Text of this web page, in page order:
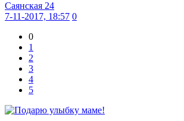
Саянская 24
7-11-2017, 18:57 0
0
1
2
3
4
5